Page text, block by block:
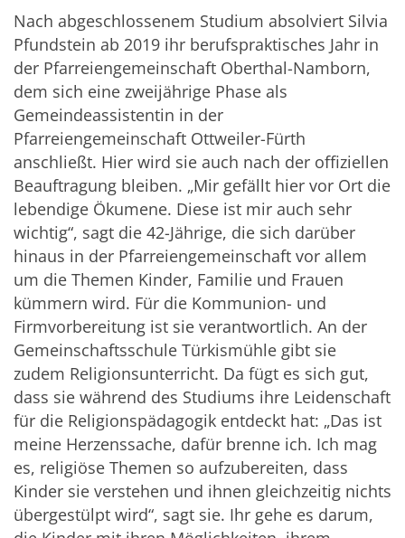
Nach abgeschlossenem Studium absolviert Silvia
Pfundstein ab 2019 ihr berufspraktisches Jahr in
der Pfarreiengemeinschaft Oberthal-Namborn,
dem sich eine zweijährige Phase als
Gemeindeassistentin in der
Pfarreiengemeinschaft Ottweiler-Fürth
anschließt. Hier wird sie auch nach der offiziellen
Beauftragung bleiben. „Mir gefällt hier vor Ort die
lebendige Ökumene. Diese ist mir auch sehr
wichtig“, sagt die 42-Jährige, die sich darüber
hinaus in der Pfarreiengemeinschaft vor allem
um die Themen Kinder, Familie und Frauen
kümmern wird. Für die Kommunion- und
Firmvorbereitung ist sie verantwortlich. An der
Gemeinschaftsschule Türkismühle gibt sie
zudem Religionsunterricht. Da fügt es sich gut,
dass sie während des Studiums ihre Leidenschaft
für die Religionspädagogik entdeckt hat: „Das ist
meine Herzenssache, dafür brenne ich. Ich mag
es, religiöse Themen so aufzubereiten, dass
Kinder sie verstehen und ihnen gleichzeitig nichts
übergestülpt wird“, sagt sie. Ihr gehe es darum,